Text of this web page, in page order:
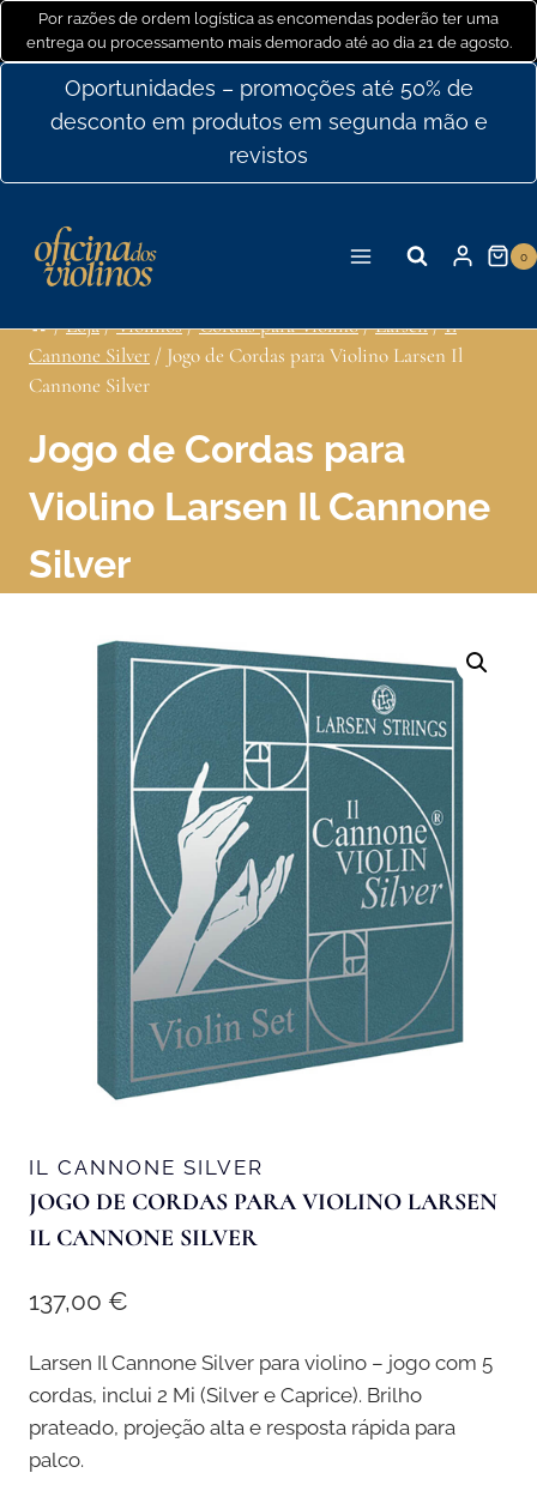
para
conteúdo
Por razões de ordem logística as encomendas poderão ter uma
entrega ou processamento mais demorado até ao dia 21 de agosto.
Oportunidades – promoções até 50% de
desconto em produtos em segunda mão e
revistos
0
/Loja/Violinos/Cordas para Violino/Larsen/Il
Cannone Silver / Jogo de Cordas para Violino Larsen Il
Cannone Silver
Jogo de Cordas para
Violino Larsen Il Cannone
Silver
IL CANNONE SILVER
JOGO DE CORDAS PARA VIOLINO LARSEN
IL CANNONE SILVER
137,00 €
Larsen Il Cannone Silver para violino – jogo com 5
cordas, inclui 2 Mi (Silver e Caprice). Brilho
prateado, projeção alta e resposta rápida para
palco.